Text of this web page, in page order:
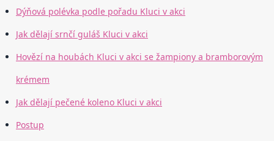
Dýňová polévka podle pořadu Kluci v akci
Jak dělají srnčí guláš Kluci v akci
Hovězí na houbách Kluci v akci se žampiony a bramborovým
krémem
Jak dělají pečené koleno Kluci v akci
Postup